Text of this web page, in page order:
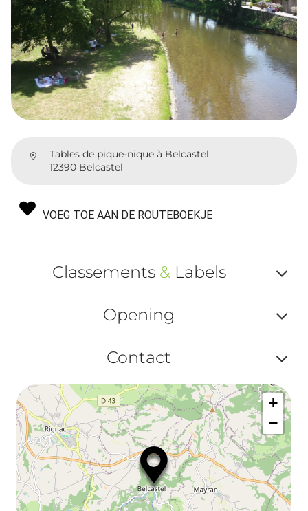
Tables de pique-nique à Belcastel
12390 Belcastel
VOEG TOE AAN DE ROUTEBOEKJE
Classements &Labels
ou
Opening
ou
et
Contact
ou
+
−